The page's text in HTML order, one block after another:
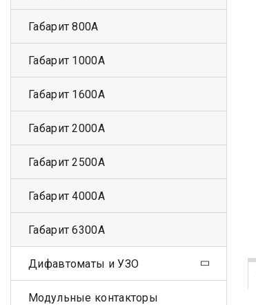
Габарит 800А
Габарит 1000А
Габарит 1600А
Габарит 2000А
Габарит 2500А
Габарит 4000А
Габарит 6300А
Дифавтоматы и УЗО
Модульные контакторы